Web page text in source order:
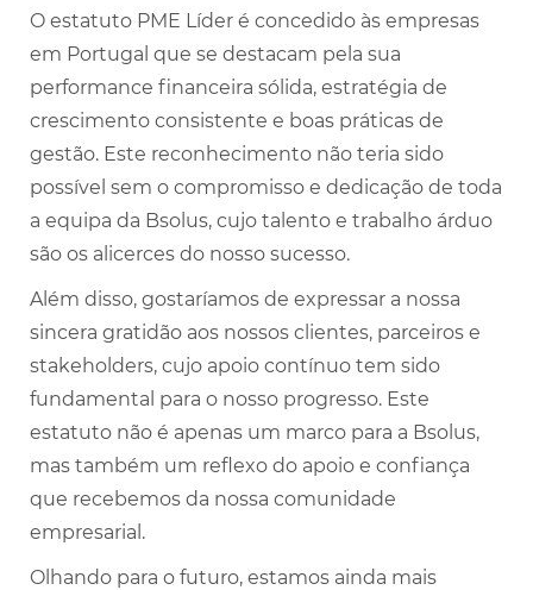
O estatuto PME Líder é concedido às empresas
em Portugal que se destacam pela sua
performance financeira sólida, estratégia de
crescimento consistente e boas práticas de
gestão. Este reconhecimento não teria sido
possível sem o compromisso e dedicação de toda
a equipa da Bsolus, cujo talento e trabalho árduo
são os alicerces do nosso sucesso.
Além disso, gostaríamos de expressar a nossa
sincera gratidão aos nossos clientes, parceiros e
stakeholders, cujo apoio contínuo tem sido
fundamental para o nosso progresso. Este
estatuto não é apenas um marco para a Bsolus,
mas também um reflexo do apoio e confiança
que recebemos da nossa comunidade
empresarial.
Olhando para o futuro, estamos ainda mais